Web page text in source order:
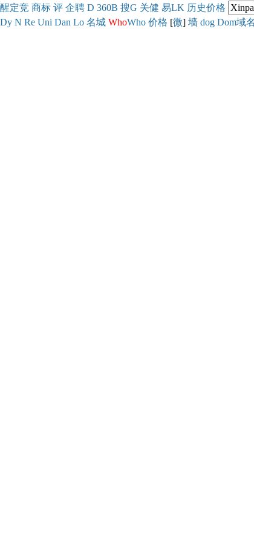
醒定竞 商标 评 企聘 D 360B 搜G 关健 易LK 历史价格
Dy N Re Uni Dan Lo 名城 WhoWho 价格 [微] 墙 dog Dom域